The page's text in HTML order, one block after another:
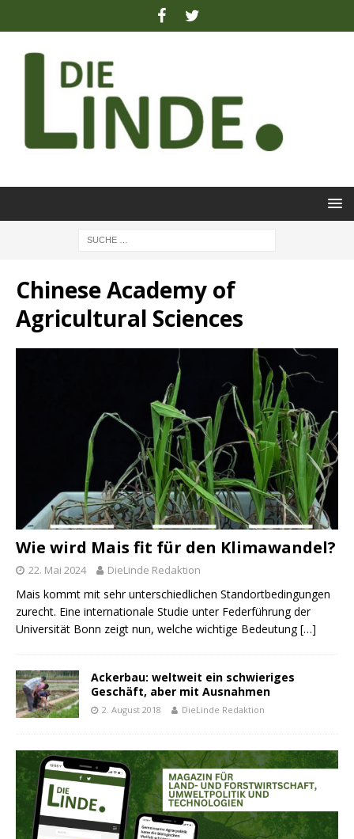
Chinese Academy of
Agricultural Sciences
Wie wird Mais fit für den Klimawandel?
22. Mai 2024 DieLinde Redaktion
Mais kommt mit sehr unterschiedlichen Standortbedingungen
zurecht. Eine internationale Studie unter Federführung der
Universität Bonn zeigt nun, welche wichtige Bedeutung[…]
Ackerbau: weltweit ein schwieriges
Geschäft, aber mit Ausnahmen
2. August 2018 DieLinde Redaktion